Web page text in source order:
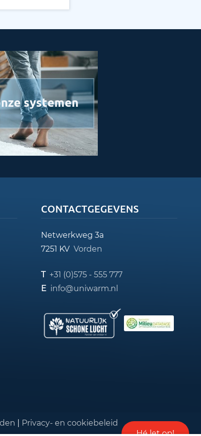
Hé let op!
systemen
CONTACTGEGEVENS
Netwerkweg 3a
7251 KV Vorden
T +31 (0)575 - 555 777
E info@uniwarm.nl
Privacy- en cookiebeleid